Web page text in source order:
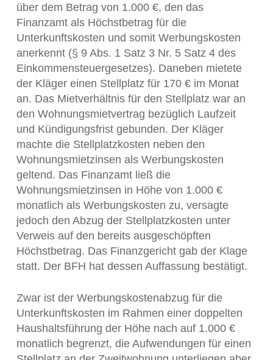
über dem Betrag von 1.000 €, den das
Finanzamt als Höchstbetrag für die
Unterkunftskosten und somit Werbungskosten
anerkennt (§ 9 Abs. 1 Satz 3 Nr. 5 Satz 4 des
Einkommensteuergesetzes). Daneben mietete
der Kläger einen Stellplatz für 170 € im Monat
an. Das Mietverhältnis für den Stellplatz war an
den Wohnungsmietvertrag bezüglich Laufzeit
und Kündigungsfrist gebunden. Der Kläger
machte die Stellplatzkosten neben den
Wohnungsmietzinsen als Werbungskosten
geltend. Das Finanzamt ließ die
Wohnungsmietzinsen in Höhe von 1.000 €
monatlich als Werbungskosten zu, versagte
jedoch den Abzug der Stellplatzkosten unter
Verweis auf den bereits ausgeschöpften
Höchstbetrag. Das Finanzgericht gab der Klage
statt. Der BFH hat dessen Auffassung bestätigt.
Zwar ist der Werbungskostenabzug für die
Unterkunftskosten im Rahmen einer doppelten
Haushaltsführung der Höhe nach auf 1.000 €
monatlich begrenzt, die Aufwendungen für einen